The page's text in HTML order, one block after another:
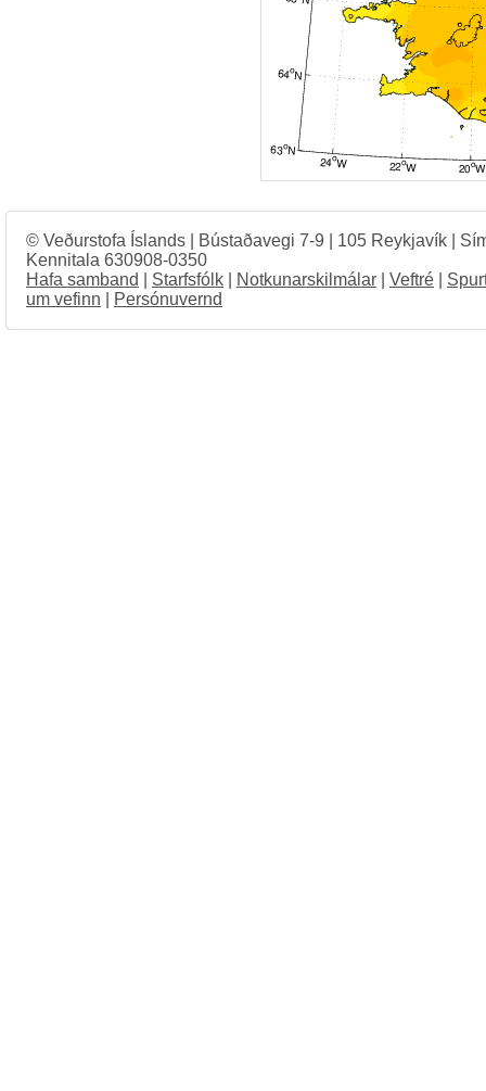
© Veðurstofa Íslands | Bústaðavegi 7-9 | 105 Reykjavík |
Kennitala 630908-0350
Hafa samband
Starfsfólk Notkunarskilmálar Veftré
um vefinn
Persónuvernd